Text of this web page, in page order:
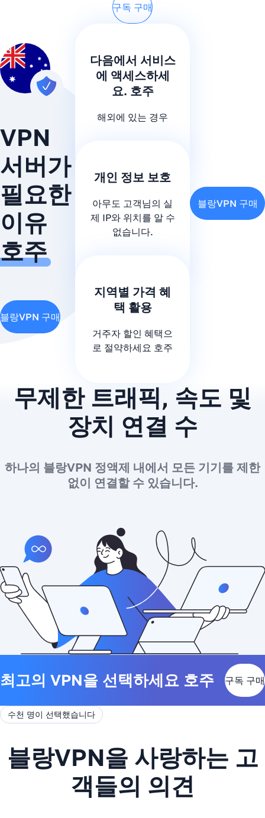
구독 구매
VPN
서버가
필요한
이유
호주
블랑VPN 구매
다음에서 서비스
에 액세스하세
요. 호주
해외에 있는 경우
개인 정보 보호
아무도 고객님의 실
제 IP와 위치를 알 수
없습니다.
지역별 가격 혜
택 활용
거주자 할인 혜택으
로 절약하세요 호주
블랑VPN 구매
무제한 트래픽, 속도 및
장치 연결 수
하나의 블랑VPN 정액제 내에서 모든 기기를 제한
없이 연결할 수 있습니다.
최고의 VPN을 선택하세요 호주 구독 구매
수천 명이 선택했습니다
블랑VPN을 사랑하는 고
객들의 의견